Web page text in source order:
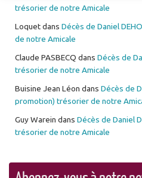
trésorier de notre Amicale
Loquetdans Décès de Daniel
de notre Amicale
Claude PASBECQ dans Décès de
trésorier de notre Amicale
Buisine Jean Léon dans Décès de
promotion) trésorier de notre
Guy Warein dans Décès de Daniel
trésorier de notre Amicale